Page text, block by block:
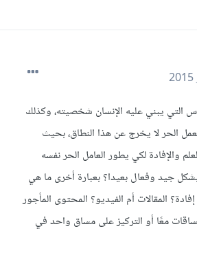
التي يبني عليه الإنسان شخصيته، وكذلك
الحر لا يخرج عن هذا النطاق، بحيث
والإفادة لكي يطور العامل الحر نفسه
جيد وفعال بعيدا؟ بعبارة أخرى ما هي
إفادة؟ المقالات أم الفيديو؟ المحتوى المأجور
معًا أو التركيز على مساق واحد في